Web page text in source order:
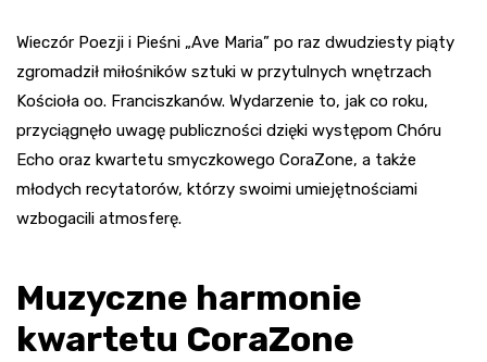
Wieczór Poezji i Pieśni „Ave Maria” po raz dwudziesty piąty
zgromadził miłośników sztuki w przytulnych wnętrzach
Kościoła oo. Franciszkanów. Wydarzenie to, jak co roku,
przyciągnęło uwagę publiczności dzięki występom Chóru
Echo oraz kwartetu smyczkowego CoraZone, a także
młodych recytatorów, którzy swoimi umiejętnościami
wzbogacili atmosferę.
Muzyczne harmonie
kwartetu CoraZone